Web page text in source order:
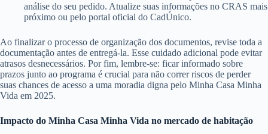
análise do seu pedido. Atualize suas informações no CRAS mais
próximo ou pelo portal oficial do CadÚnico.
Ao finalizar o processo de organização dos documentos, revise toda a
documentação antes de entregá-la. Esse cuidado adicional pode evitar
atrasos desnecessários. Por fim, lembre-se: ficar informado sobre
prazos junto ao programa é crucial para não correr riscos de perder
suas chances de acesso a uma moradia digna pelo Minha Casa Minha
Vida em 2025.
Impacto do Minha Casa Minha Vida no mercado de habitação